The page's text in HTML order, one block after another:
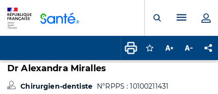
Ouvrir laMenu
Connectez-vous
Augmenter la
Dr Alexandra Miralles
Chirurgien-dentiste N°RPPS : 10100211431